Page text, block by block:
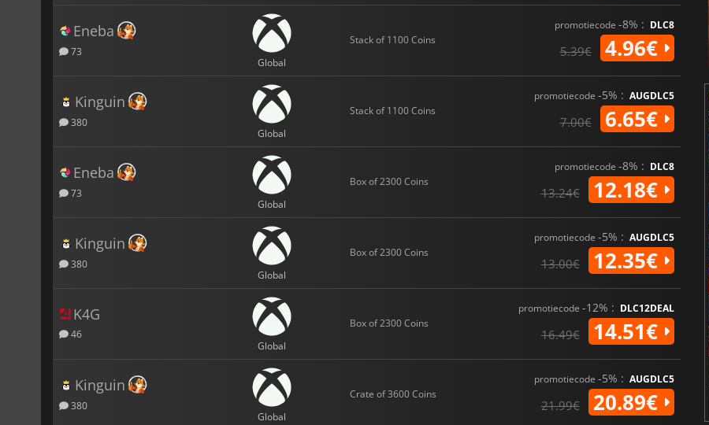
Eneba
73
Global
Stack of 1100 Coins
promotiecode -8% : DLC8
5.39€ 4.96€
Kinguin
380
Global
Stack of 1100 Coins
promotiecode -5% : AUGDLC5
7.00€ 6.65€
Eneba
73
Global
Box of 2300 Coins
promotiecode -8% : DLC8
13.24€ 12.18€
Kinguin
380
Global
Box of 2300 Coins
promotiecode -5% : AUGDLC5
13.00€ 12.35€
K4G
46
Global
Box of 2300 Coins
promotiecode -12% : DLC12DEAL
16.49€ 14.51€
Kinguin
380
Global
Crate of 3600 Coins
promotiecode -5% : AUGDLC5
21.99€ 20.89€